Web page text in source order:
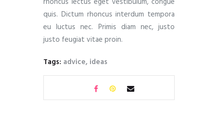
quis. Dictum rhoncus interdum tempora
eu luctus nec. Primis diam nec, justo
justo feugiat vitae proin.
Tags: advice, ideas